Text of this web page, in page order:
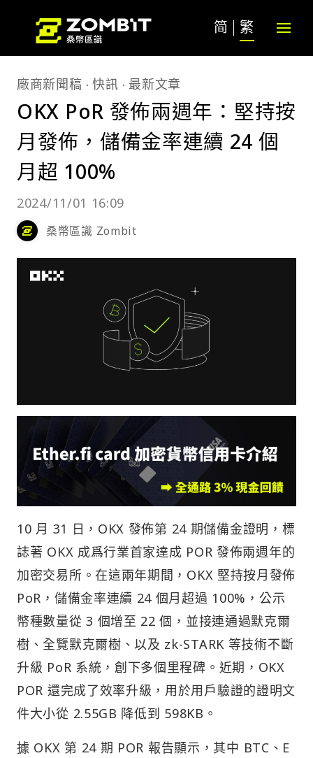
简 繁
廠商新聞稿 快訊 最新文章
OKX PoR 發佈兩週年：堅持按
月發佈，儲備金率連續 24 個
月超 100%
2024/11/01 16:09
桑幣區識 Zombit
10 月 31 日，OKX 發佈第 24 期儲備金證明，標
誌著 OKX 成爲行業首家達成 POR 發佈兩週年的
加密交易所。在這兩年期間，OKX 堅持按月發佈
PoR，儲備金率連續 24 個月超過 100%，公示
幣種數量從 3 個增至 22 個，並接連通過默克爾
樹、全覽默克爾樹、以及 zk-STARK 等技術不斷
升級 PoR 系統，創下多個里程碑。近期，OKX
POR 還完成了效率升級，用於用戶驗證的證明文
件大小從 2.55GB 降低到 598KB。
據 OKX 第 24 期 POR 報告顯示，其中 BTC、E